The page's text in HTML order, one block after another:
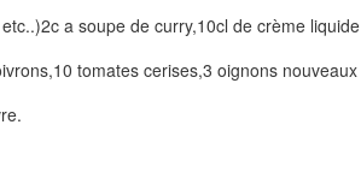
a soupe de curry,10cl de crème liquide
tomates cerises,3 oignons nouveaux